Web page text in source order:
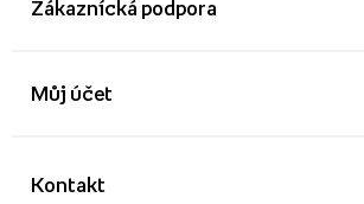
Zákaznícká podpora
Kontakt
Můj účet